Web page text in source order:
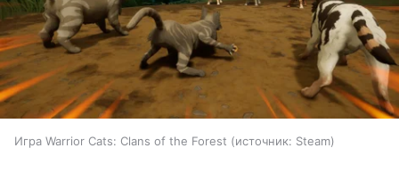
Игра Warrior Cats: Clans of the Forest источник: Steam